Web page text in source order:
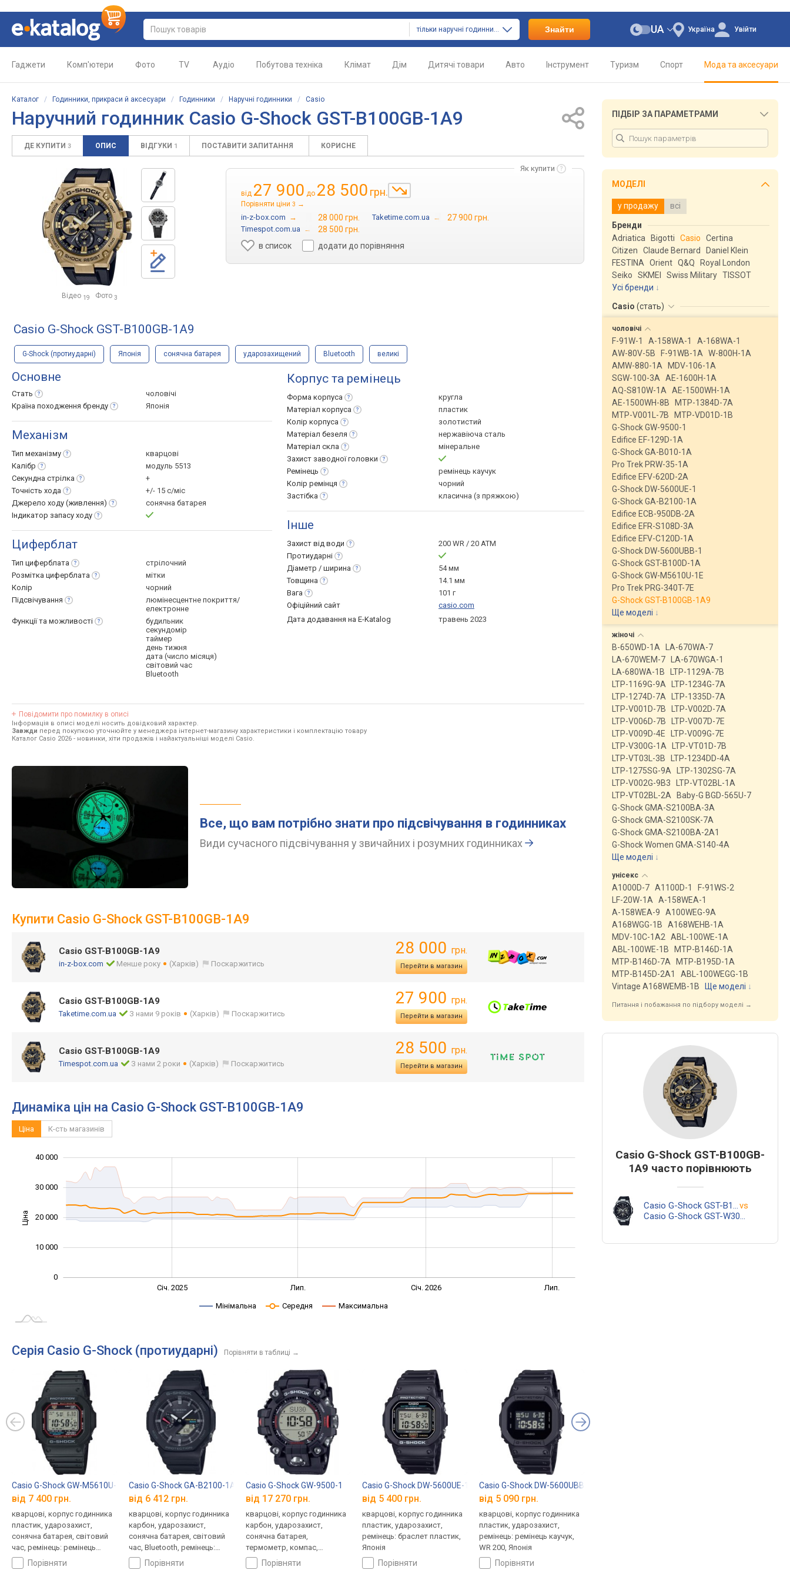
тільки наручні годинники Знайти Україна
UA Увійти
Гаджети Комп'ютери Фото TV Аудіо Побутова техніка Клімат Дім Дитячі товари Авто Інструмент Туризм Спорт Мода та аксесуари
Каталог / Годинники, прикраси й аксесуари / Годинники / Наручні годинники / Casio
Наручний годинник Casio G-Shock GST-B100GB-1A9
ДЕ КУПИТИ 3 ОПИС ВІДГУКИ 1 ПОСТАВИТИ ЗАПИТАННЯ КОРИСНЕ
Відео 19 Фото 3
Як купити
від 27 900 до 28 500 грн.
Порівняти ціни 3 →
in-z-box.com → 28 000 грн. Taketime.com.ua → 27 900 грн.
Timespot.com.ua →
28 500 грн.
в список
додати до порівняння
Casio G-Shock GST-B100GB-1A9
G-Shock (протиударні) Японія сонячна батарея ударозахищений Bluetooth великі
Основне
Стать
чоловічі
Країна походження бренду Японія
Механізм
Тип механізму
кварцові
Калібр
модуль 5513
Секундна стрілка
+
Точність хода
+/- 15 с/міс
Джерело ходу (живлення)
сонячна батарея
Індикатор запасу ходу
Циферблат
Тип циферблата
стрілочний
Розмітка циферблата
мітки
Колір
чорний
Підсвічування
люмінесцентне покриття/
електронне
Функції та можливості
будильник
секундомір
таймер
день тижня
дата (число місяця)
світовий час
Bluetooth
Корпус та ремінець
Форма корпуса
кругла
Матеріал корпуса
пластик
Колір корпуса
золотистий
Матеріал безеля
нержавіюча сталь
Матеріал скла
мінеральне
Захист заводноїголовки
Ремінець
ремінець каучук
Колір ремінця
чорний
Застібка
класична (з пряжкою)
Інше
Захист від води
200 WR / 20 ATM
Протиударні
Діаметр / ширина
54 мм
Товщина
14.1 мм
Вага
101 г
Офіційний сайт
casio.com
Дата додавання на E-Katalog
травень 2023
Повідомити про помилку в описі
Інформація в описі моделі носить довідковий характер.
Завжди перед покупкою уточнюйте у менеджера інтернет-магазину характеристики і комплектацію товару
Каталог Casio 2026 - новинки, хіти продажів і найактуальніші моделі Casio.
Все, що вам потрібно знати про підсвічування в годинниках
Види сучасного підсвічування у звичайних і розумних годинниках
Купити Casio G-Shock GST-B100GB-1A9
Casio GST-B100GB-1A9
in-z-box.com Менше року (Харків) Поскаржитись
28 000 грн.
Перейти в магазин
Casio GST-B100GB-1A9
Taketime.com.ua З нами 9 років (Харків) Поскаржитись
27 900 грн.
Перейти в магазин
Casio GST-B100GB-1A9
Timespot.com.ua З нами 2 роки (Харків) Поскаржитись
28 500 грн.
Перейти в магазин
Динаміка цін на Casio G-Shock GST-B100GB-1A9
Ціна К-сть магазинів
Ціна 10 000
0
10 000
20 000
30 000
40 000
Січ. 2025 Лип. Січ. 2026 Лип.
Мінімальна Середня Максимальна
Серія Casio G-Shock (протиударні) Порівняти в таблиці →
Casio G-Shock GW-M5610U-1E
від 7 400 грн.
кварцові, корпус годинника
пластик, ударозахист,
сонячна батарея, світовий
час, ремінець: ремінець
каучук, WR 200, Японія
порівняти
Casio G-Shock GA-B2100-1A
від 6 412 грн.
кварцові, корпус годинника
карбон, ударозахист,
сонячна батарея, світовий
час, Bluetooth, ремінець:
браслет пластик, WR 200,
Японія
порівняти
Casio G-Shock GW-9500-1
від 17 270 грн.
кварцові, корпус годинника
карбон, ударозахист,
сонячна батарея,
термометр, компас,
висотомір, барометр,
світовий час, ремінець:
порівняти
Casio G-Shock DW-5600UE-1
від 5 400 грн.
кварцові, корпус годинника
пластик, ударозахист,
ремінець: браслет пластик,
Японія
порівняти
Casio G-Shock DW-5600UBB-1
від 5 090 грн.
кварцові, корпус годинника
пластик, ударозахист,
ремінець: ремінець каучук,
WR 200, Японія
порівняти
ПІДБІР ЗА ПАРАМЕТРАМИ
МОДЕЛІ
у продажу всі
Бренди
Adriatica
Bigotti Casio
Certina
Citizen
Claude Bernard
Daniel Klein
FESTINA
Orient Q&Q
Royal London
Seiko
SKMEI Swiss Military TISSOT
Усі бренди
Casio (стать)
чоловічі
F-91W-1 A-158WA-1
A-168WA-1
AW-80V-5B
F-91WB-1A
W-800H-1A
AMW-880-1A
MDV-106-1A
SGW-100-3A
AE-1600H-1A
AQ-S810W-1A
AE-1500WH-1A
AE-1500WH-8B
MTP-1384D-7A
MTP-V001L-7B
MTP-VD01D-1B
G-Shock GW-9500-1
Edifice EF-129D-1A
G-Shock GA-B010-1A
Pro Trek PRW-35-1A
Edifice EFV-620D-2A
G-Shock DW-5600UE-1
G-Shock GA-B2100-1A
Edifice ECB-950DB-2A
Edifice EFR-S108D-3A
Edifice EFV-C120D-1A
G-Shock DW-5600UBB-1
G-Shock GST-B100D-1A
G-Shock GW-M5610U-1E
Pro Trek PRG-340T-7E
G-Shock GST-B100GB-1A9
Ще моделі ↓
жіночі
B-650WD-1A
LA-670WA-7
LA-670WEM-7
LA-670WGA-1
LA-680WA-1B
LTP-1129A-7B
LTP-1169G-9A
LTP-1234G-7A
LTP-1274D-7A
LTP-1335D-7A
LTP-V001D-7B
LTP-V002D-7A
LTP-V006D-7B
LTP-V007D-7E
LTP-V009D-4E
LTP-V009G-7E
LTP-V300G-1A
LTP-VT01D-7B
LTP-VT03L-3B
LTP-1234DD-4A
LTP-1275SG-9A
LTP-1302SG-7A
LTP-V002G-9B3
LTP-VT02BL-1A
LTP-VT02BL-2A
Baby-G BGD-565U-7
G-Shock GMA-S2100BA-3A
G-Shock GMA-S2100SK-7A
G-Shock GMA-S2100BA-2A1
G-Shock Women GMA-S140-4A
Ще моделі ↓
унісекс
A1000D-7 A1100D-1
F-91WS-2
LF-20W-1A
A-158WEA-1
A-158WEA-9
A100WEG-9A
A168WGG-1B
A168WEHB-1A
MDV-10C-1A2
ABL-100WE-1A
ABL-100WE-1B
MTP-B146D-1A
MTP-B146D-7A
MTP-B195D-1A
MTP-B145D-2A1
ABL-100WEGG-1B
Vintage A168WEMB-1B
Ще моделі ↓
Питання і побажання по підбору моделі →
Casio G-Shock GST-B100GB-
1A9 часто порівнюють
Casio G-Shock GST-B100GB-1A9vs
Casio G-Shock GST-W300-1A